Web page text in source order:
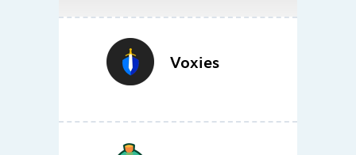
Voxies